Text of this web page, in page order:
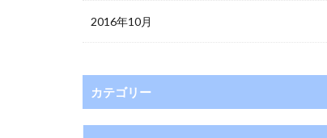
2016年10月
カテゴリー